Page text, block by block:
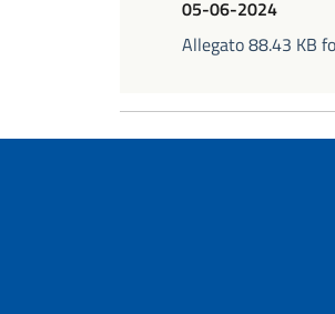
05-06-2024
Allegato 88.43 KB